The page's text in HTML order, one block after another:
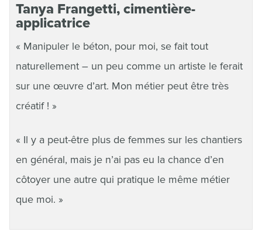
Tanya Frangetti, cimentière-
applicatrice
« Manipuler le béton, pour moi, se fait tout
naturellement – un peu comme un artiste le ferait
sur une œuvre d’art. Mon métier peut être très
créatif ! »
« Il y a peut-être plus de femmes sur les chantiers
en général, mais je n’ai pas eu la chance d’en
côtoyer une autre qui pratique le même métier
que moi. »